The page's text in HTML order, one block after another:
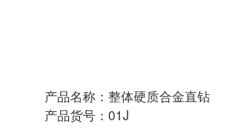
产品名称：整体硬质合金直钻
产品货号：01J